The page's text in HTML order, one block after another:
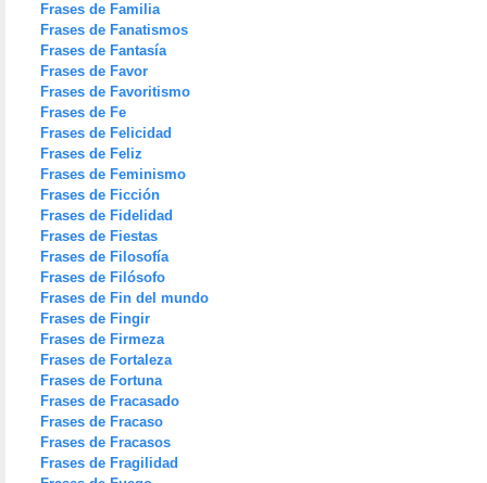
Frases de Familia
Frases de Fanatismos
Frases de Fantasía
Frases de Favor
Frases de Favoritismo
Frases de Fe
Frases de Felicidad
Frases de Feliz
Frases de Feminismo
Frases de Ficción
Frases de Fidelidad
Frases de Fiestas
Frases de Filosofía
Frases de Filósofo
Frases de Fin del mundo
Frases de Fingir
Frases de Firmeza
Frases de Fortaleza
Frases de Fortuna
Frases de Fracasado
Frases de Fracaso
Frases de Fracasos
Frases de Fragilidad